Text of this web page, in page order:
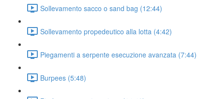
Sollevamento sacco o sand bag (12:44)
Sollevamento propedeutico alla lotta (4:42)
Piegamenti a serpente esecuzione avanzata (7:44)
Burpees (5:48)